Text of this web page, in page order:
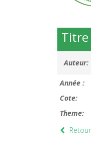
Titre
Auteur:
Année :
Cote:
Theme:
Retour